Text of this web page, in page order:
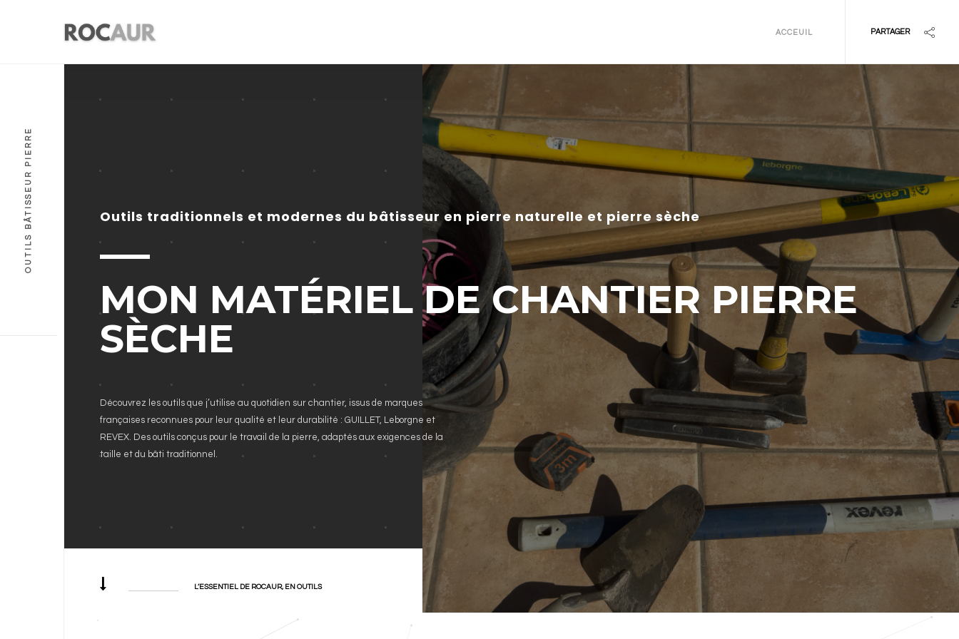
PARTAGER
ACCEUIL
Outils traditionnels et modernes du bâtisseur en pierre naturelle et pierre sèche
MON MATÉRIEL DE CHANTIER PIERRE
SÈCHE
Découvrez les outils que j’utilise au quotidien sur chantier, issus de marques
françaises reconnues pour leur qualité et leur durabilité : GUILLET, Leborgne et
REVEX. Des outils conçus pour le travail de la pierre, adaptés aux exigences de la
taille et du bâti traditionnel.
L’ESSENTIEL DE ROCAUR, EN OUTILS
OUTILS BÂTISSEUR PIERRE